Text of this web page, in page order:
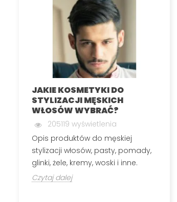
JAKIE KOSMETYKI DO
STYLIZACJI MĘSKICH
WŁOSÓW WYBRAĆ?
205119 wyświetlenia
Opis produktów do męskiej
stylizacji włosów, pasty, pomady,
glinki, żele, kremy, woski i inne.
Czytaj dalej